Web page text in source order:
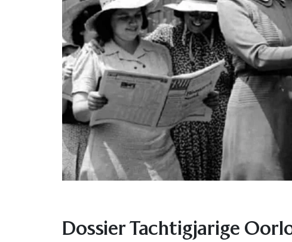
Dossier Tachtigjarige